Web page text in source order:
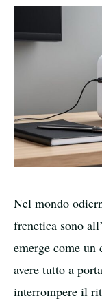
Nel mondo
frenetica sono
emerge come un
avere tutto a
interrompere il